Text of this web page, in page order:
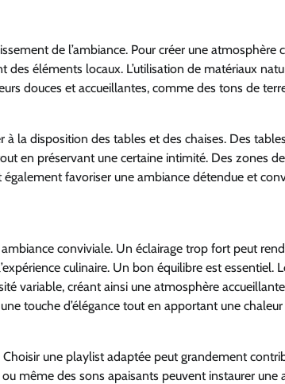
de l’ambiance. Pour créer une atmosphère
éléments locaux. L’utilisation de matériaux
douces et accueillantes, comme des tons de
la disposition des tables et des chaises. Des
en préservant une certaine intimité. Des zones
favoriser une ambiance détendue et
conviviale. Un éclairage trop fort peut
culinaire. Un bon équilibre est essentiel.
variable, créant ainsi une atmosphère
touche d’élégance tout en apportant une chaleur
une playlist adaptée peut grandement
même des sons apaisants peuvent instaurer une